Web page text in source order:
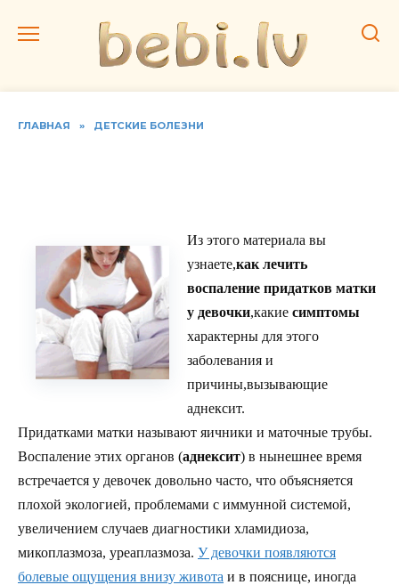
ГЛАВНАЯ » ДЕТСКИЕ БОЛЕЗНИ
Из этого материала вы
узнаете,как лечить
воспаление придатков матки
у девочки,какие симптомы
характерны для этого
заболевания и
причины,вызывающие
аднексит.
Придатками матки называют яичники и маточные трубы.
Воспаление этих органов (аднексит) в нынешнее время
встречается у девочек довольно часто, что объясняется
плохой экологией, проблемами с иммунной системой,
увеличением случаев диагностики хламидиоза,
микоплазмоза, уреаплазмоза. У девочки появляются
болевые ощущения внизу живота и в пояснице, иногда